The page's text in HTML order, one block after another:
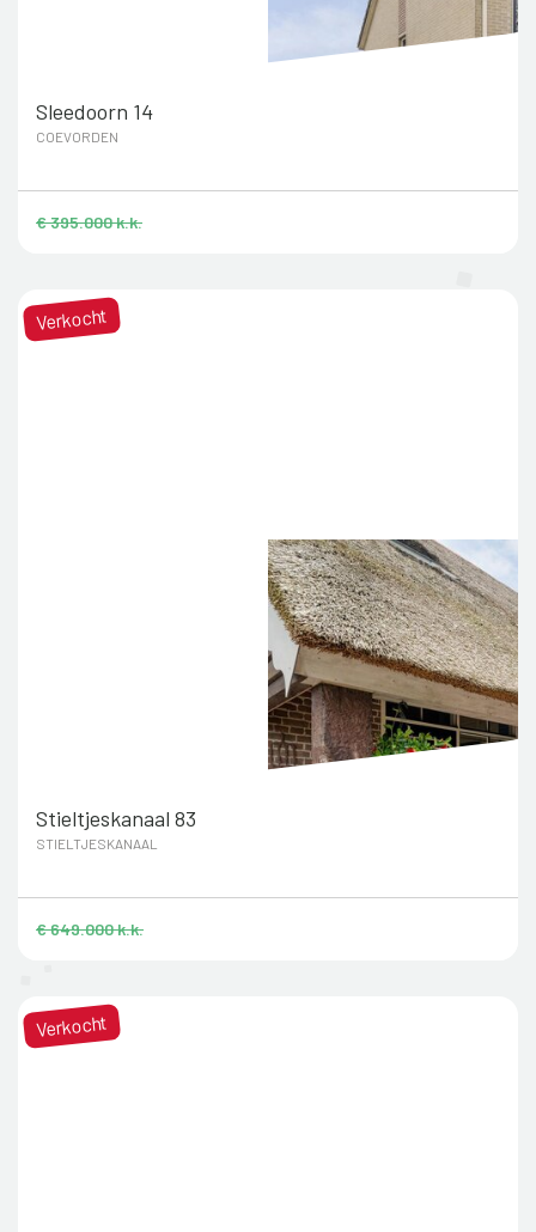
Sleedoorn 14
COEVORDEN
€ 395.000 k.k.
Verkocht
Stieltjeskanaal 83
STIELTJESKANAAL
€ 649.000 k.k.
Verkocht